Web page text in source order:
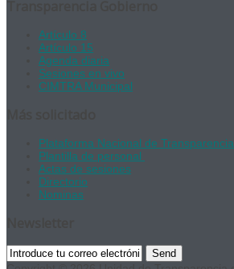
Artículo 8
Artículo 15
Agenda diaria
Sesiones en vivo
CIMTRA Municipal
Plataforma Nacional de Transparencia
Plantilla de personal
Actas de sesiones
Directorio
Nominas
Send